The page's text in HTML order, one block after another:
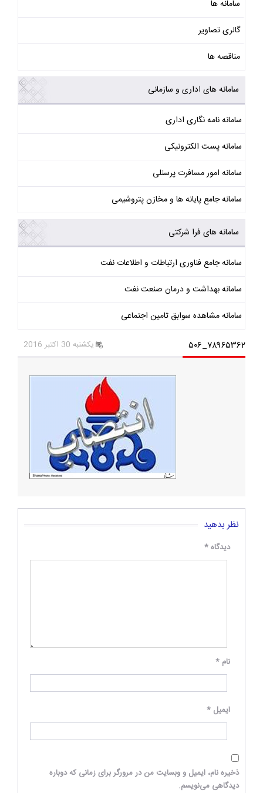
سامانه ها
گالری تصاویر
مناقصه ها
سامانه های اداری و سازمانی
سامانه نامه نگاری اداری
سامانه پست الکترونیکی
سامانه امور مسافرت پرسنلی
سامانه جامع پایانه ها و مخازن پتروشیمی
سامانه های فرا شرکتی
سامانه جامع فناوری ارتباطات و اطلاعات نفت
سامانه بهداشت و درمان صنعت نفت
سامانه مشاهده سوابق تامین اجتماعی
۷۸۹۶۵۳۶۲_۵۰۶ یکشنبه 30 اکتبر 2016
نظر بدهید
دیدگاه*
نام *
ایمیل *
ذخیره نام، ایمیل و وبسایت من در مرورگر برای زمانی که دوباره
دیدگاهی می‌نویسم.